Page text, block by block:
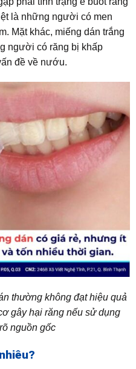
là những người có men
Mặt khác, miếng dán trắng
người có răng bị khấp
đề về nướu.
thường không đạt hiệu quả
gây hại răng nếu sử dụng
nguồn gốc